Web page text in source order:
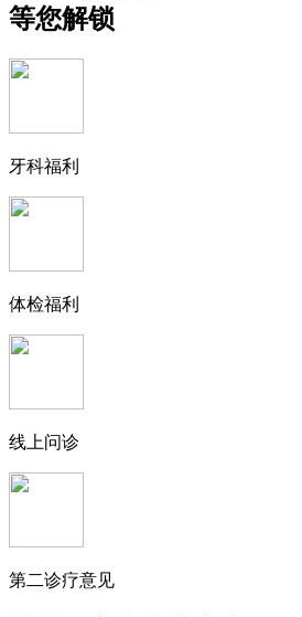
等您解锁
牙科福利
体检福利
线上问诊
第二诊疗意见